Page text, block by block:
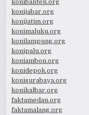
konibanten.org
konijabar.org
konijatim.org
konimaluku.org
konilampung.org
konipalu.org
koniambon.org
konidepok.org
konisurabaya.org
konikalbar.org
faktamedan.org
faktamalang.org